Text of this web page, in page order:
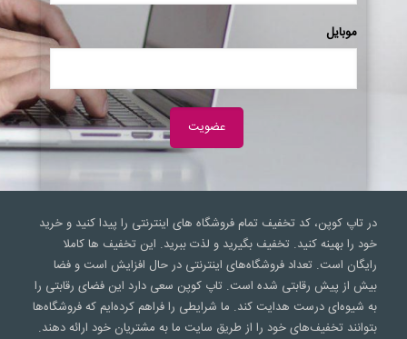
موبایل
در تاپ کوپن، کد تخفیف تمام فروشگاه های اینترنتی را پیدا کنید و خرید
خود را بهینه کنید. تخفیف بگیرید و لذت ببرید. این تخفیف ها کاملا
رایگان است. تعداد فروشگاه‌های اینترنتی در حال افزایش است و فضا
بیش از پیش رقابتی شده است. تاپ کوپن سعی‌ دارد این فضای رقابتی را
به شیوه‌ای درست هدایت کند. ما شرایطی را فراهم کرده‌ایم که فروشگاه‌ها
بتوانند تخفیف‌های خود را از طریق سایت ما به مشتریان خود ارائه دهند.